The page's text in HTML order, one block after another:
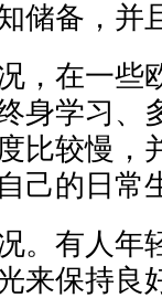
储备，并
，在一些
身学习、
比较慢，
己的日常
。有人年
来保持良